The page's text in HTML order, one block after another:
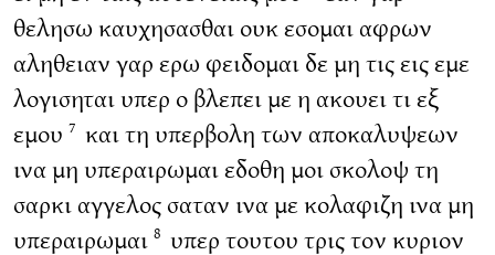
θελησω καυχησασθαι ουκ εσομαι αφρων
αληθειαν γαρ ερω φειδομαι δε μη τις εις εμε
λογισηται υπερ ο βλεπει με η ακουει τι εξ
εμου 7 και τη υπερβολη των αποκαλυψεων
ινα μη υπεραιρωμαι εδοθη μοι σκολοψ τη
σαρκι αγγελος σαταν ινα με κολαφιζη ινα μη
υπεραιρωμαι 8 υπερ τουτου τρις τον κυριον